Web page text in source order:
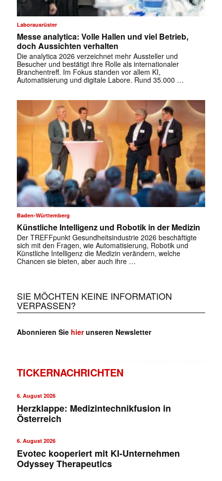
✕
Laborausrüster
Messe analytica: Volle Hallen und viel Betrieb,
doch Aussichten verhalten
Die analytica 2026 verzeichnet mehr Aussteller und
Besucher und bestätigt ihre Rolle als internationaler
Branchentreff. Im Fokus standen vor allem KI,
Automatisierung und digitale Labore. Rund 35.000 …
Baden-Württemberg
Künstliche Intelligenz und Robotik in der Medizin
Der TREFFpunkt Gesundheitsindustrie 2026 beschäftigte
sich mit den Fragen, wie Automatisierung, Robotik und
Künstliche Intelligenz die Medizin verändern, welche
Chancen sie bieten, aber auch ihre …
SIE MÖCHTEN KEINE INFORMATION
VERPASSEN?
Abonnieren Sie hierunseren Newsletter
TICKERNACHRICHTEN
6. August 2026
Herzklappe: Medizintechnikfusion in
Österreich
6. August 2026
Evotec kooperiert mit KI-Unternehmen
Odyssey Therapeutics